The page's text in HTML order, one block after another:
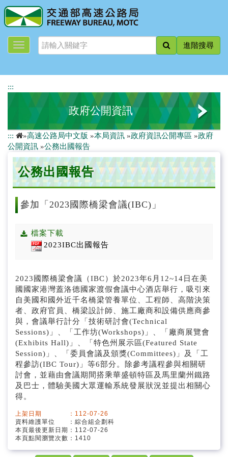
跳
到
主
進階搜尋
:::
政府公開資訊
法規及行政規則
行政指導有關文書
委託研究報告
公務出國報告
預算及決算書
採購契約及公共工程契約
支付或接受之補助
交通部高速公路局交通資料庫
公職人員利益衝突迴避法身分關係揭露專區
::: »高速公路局中文版 »本局資訊 »政府資訊公開專區 »政府
公開資訊 »公務出國報告
公務出國報告
參加「2023國際橋梁會議(IBC)」
檔案下載
2023IBC出國報告
2023國際橋梁會議（IBC）於2023年6月12~14日在美
國國家港灣蓋洛德國家渡假會議中心酒店舉行，吸引來
自美國和國外近千名橋梁管養單位、工程師、高階決策
者、政府官員、橋梁設計師、施工廠商和設備供應商參
與，會議舉行計分「技術研討會(Technical
Sessions)」、「工作坊(Workshops)」、「廠商展覽會
(Exhibits Hall)」、「特色州展示區(Featured State
Session)」、「委員會議及頒獎(Committees)」及「工
程參訪(IBC Tour)」等6部分。除參考議程參與相關研
討會，並藉由會議期間搭乘華盛頓特區及馬里蘭州鐵路
及巴士，體驗美國大眾運輸系統發展狀況並提出相關心
得。
上架日期 ：112-07-26
資料維護單位 ：綜合組企劃科
本頁最後更新日期：112-07-26
本頁點閱瀏覽次數：1410